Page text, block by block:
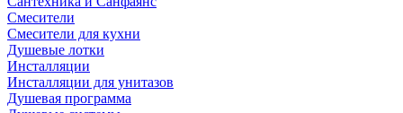
Смесители
Смесители для кухни
Душевые лотки
Инсталляции
Инсталляции для унитазов
Душевая программа